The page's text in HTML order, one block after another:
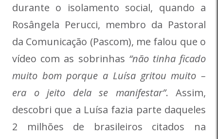
durante o isolamento social, quando a
Rosângela Perucci, membro da Pastoral
da Comunicação (Pascom), me falou que o
vídeo com as sobrinhas “não tinha ficado
muito bom porque a Luísa gritou muito –
era o jeito dela se manifestar”. Assim,
descobri que a Luísa fazia parte daqueles
2 milhões de brasileiros citados na